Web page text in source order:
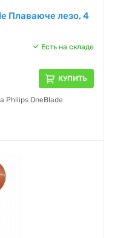
Плаваюче лезо, 4
Есть на складе
КУПИТЬ
Philips OneBlade